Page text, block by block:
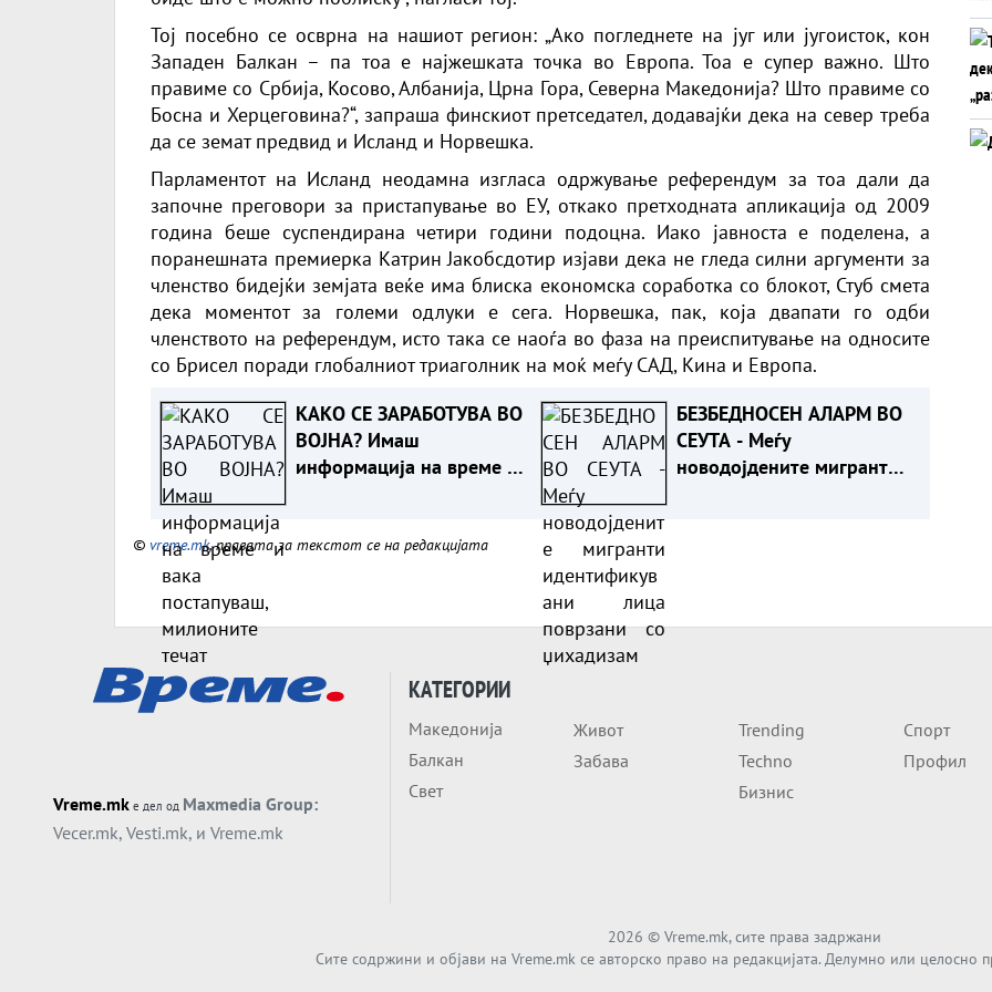
Тој посебно се осврна на нашиот регион: „Ако погледнете на југ или југоисток, кон
Западен Балкан – па тоа е најжешката точка во Европа. Тоа е супер важно. Што
правиме со Србија, Косово, Албанија, Црна Гора, Северна Македонија? Што правиме со
Босна и Херцеговина?“, запраша финскиот претседател, додавајќи дека на север треба
да се земат предвид и Исланд и Норвешка.
Парламентот на Исланд неодамна изгласа одржување референдум за тоа дали да
започне преговори за пристапување во ЕУ, откако претходната апликација од 2009
година беше суспендирана четири години подоцна. Иако јавноста е поделена, а
поранешната премиерка Катрин Јакобсдотир изјави дека не гледа силни аргументи за
членство бидејќи земјата веќе има блиска економска соработка со блокот, Стуб смета
дека моментот за големи одлуки е сега. Норвешка, пак, која двапати го одби
членството на референдум, исто така се наоѓа во фаза на преиспитување на односите
со Брисел поради глобалниот триаголник на моќ меѓу САД, Кина и Европа.
КАКО СЕ ЗАРАБОТУВА ВО
ВОЈНА? Имаш
информација на време и
БЕЗБЕДНОСЕН АЛАРМ ВО
СЕУТА - Меѓу
новодојдените мигранти
© vreme.mk, правата за текстот се на редакцијата
Vreme.mk е дел од Maxmedia Group:
Vecer.mk, Vesti.mk, и Vreme.mk
КАТЕГОРИИ
Македонија
Балкан
Свет
Живот
Забава
Trending
Techno
Бизнис
Спорт
Профил
2026 © Vreme.mk, сите права задржани
Сите содржини и објави на Vreme.mk се авторско право на редакцијата. Делумно или целосно